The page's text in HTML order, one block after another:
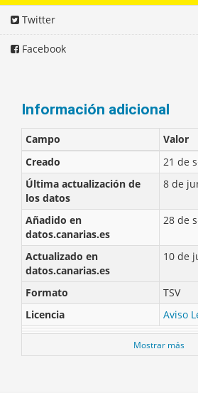
Twitter
Facebook
Información adicional
Campo
Valor
Creado
21 de
Última actualización de
los datos
8 de
Añadido en
datos.canarias.es
28 de
Actualizado en
datos.canarias.es
10 de
Formato
TSV
Licencia
Aviso
Mostrar más